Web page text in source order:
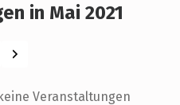
in Mai 2021
Weiter
Veranstaltungen